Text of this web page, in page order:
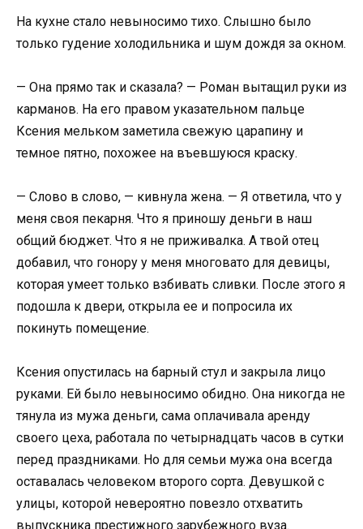
На кухне стало невыносимо тихо. Слышно было
только гудение холодильника и шум дождя за окном.
— Она прямо так и сказала? — Роман вытащил руки из
карманов. На его правом указательном пальце
Ксения мельком заметила свежую царапину и
темное пятно, похожее на въевшуюся краску.
— Слово в слово, — кивнула жена. — Я ответила, что у
меня своя пекарня. Что я приношу деньги в наш
общий бюджет. Что я не приживалка. А твой отец
добавил, что гонору у меня многовато для девицы,
которая умеет только взбивать сливки. После этого я
подошла к двери, открыла ее и попросила их
покинуть помещение.
Ксения опустилась на барный стул и закрыла лицо
руками. Ей было невыносимо обидно. Она никогда не
тянула из мужа деньги, сама оплачивала аренду
своего цеха, работала по четырнадцать часов в сутки
перед праздниками. Но для семьи мужа она всегда
оставалась человеком второго сорта. Девушкой с
улицы, которой невероятно повезло отхватить
выпускника престижного зарубежного вуза.